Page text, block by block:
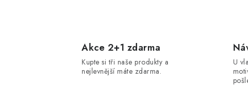
Akce 2+1 zdarma
Kupte si tři naše produkty a
nejlevnější máte zdarma.
U